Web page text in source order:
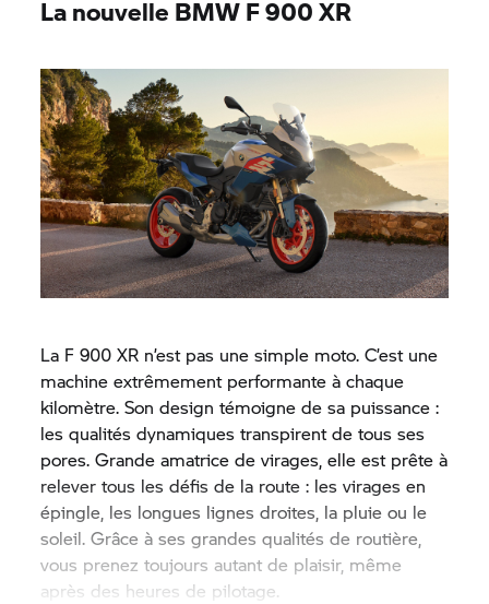
La nouvelle BMWF 900 XR
La F 900 XR n’est pas une simple moto. C’est une
machine extrêmement performante à chaque
kilomètre. Son design témoigne de sa puissance :
les qualités dynamiques transpirent de tous ses
pores. Grande amatrice de virages, elle est prête à
relever tous les défis de la route : les virages en
épingle, les longues lignes droites, la pluie ou le
soleil. Grâce à ses grandes qualités de routière,
vous prenez toujours autant de plaisir, même
après des heures de pilotage.